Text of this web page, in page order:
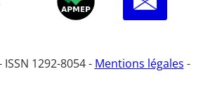
ISSN 1292-8054 - Mentions légales -